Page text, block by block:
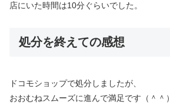
店にいた時間は10分ぐらいでした。
処分を終えての感想
ドコモショップで処分しましたが、
おおむねスムーズに進んで満足です（＾＾）